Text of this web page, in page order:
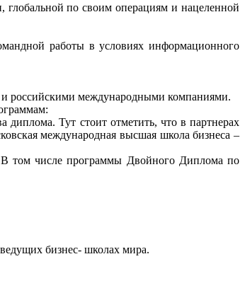
глобальной по своим операциям и нацеленной
работы в условиях информационного
и российскими международными компаниями.
Тут стоит отметить, что в партнерах
международная высшая школа бизнеса –
В том числе программы Двойного Диплома по
бизнес- школах мира.